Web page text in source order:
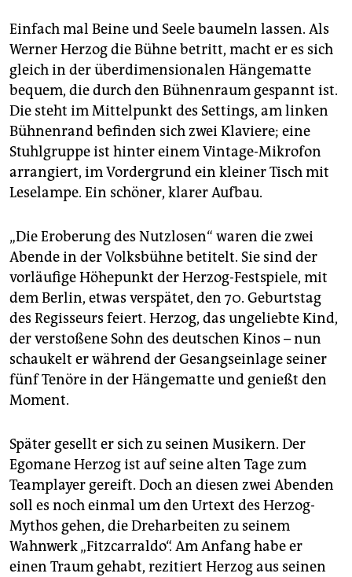
fragen & hilfe
unterstützen
abo
genossenschaft
epaper login
Einfach mal Beine und Seele baumeln lassen. Als
Werner Herzog die Bühne betritt, macht er es sich
gleich in der überdimensionalen Hängematte
bequem, die durch den Bühnenraum gespannt ist.
Die steht im Mittelpunkt des Settings, am linken
Bühnenrand befinden sich zwei Klaviere; eine
Stuhlgruppe ist hinter einem Vintage-Mikrofon
arrangiert, im Vordergrund ein kleiner Tisch mit
Leselampe. Ein schöner, klarer Aufbau.
„Die Eroberung des Nutzlosen“ waren die zwei
Abende in der Volksbühne betitelt. Sie sind der
vorläufige Höhepunkt der Herzog-Festspiele, mit
dem Berlin, etwas verspätet, den 70. Geburtstag
des Regisseurs feiert. Herzog, das ungeliebte Kind,
der verstoßene Sohn des deutschen Kinos – nun
schaukelt er während der Gesangseinlage seiner
fünf Tenöre in der Hängematte und genießt den
Moment.
Später gesellt er sich zu seinen Musikern. Der
Egomane Herzog ist auf seine alten Tage zum
Teamplayer gereift. Doch an diesen zwei Abenden
soll es noch einmal um den Urtext des Herzog-
Mythos gehen, die Dreharbeiten zu seinem
Wahnwerk „Fitzcarraldo“. Am Anfang habe er
einen Traum gehabt, rezitiert Herzog aus seinen